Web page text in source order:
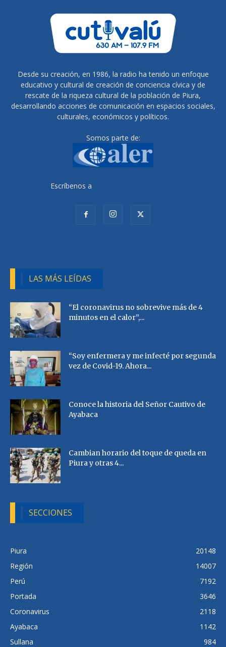
Desde su creación, en 1986, la radio ha tenido un enfoque
educativo y cultural de creación de conciencia cívica y de
rescate de la riqueza cultural de la población de Piura,
desarrollando acciones de comunicación en espacios sociales,
culturales, económicos y políticos.
Somos parte de:
Escríbenos a
LAS MÁS LEÍDAS
“El coronavirus no sobrevive más de 4
minutos en el calor”,...
“Soy enfermera y me infecté por segunda
vez de Covid-19. Ahora...
Conoce la historia del Señor Cautivo de
Ayabaca
Cambian horario del toque de queda en
Piura y otras 4...
SECCIONES
Piura
20148
Región
14007
Perú
7192
Portada
3646
Coronavirus
2118
Ayabaca
1142
Sullana
984